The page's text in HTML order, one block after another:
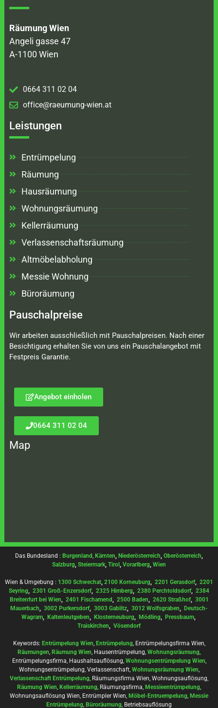
Räumung Wien
Angeli gasse 47
A-1100 Wien
0664 311 02 04
office@raeumung-wien.at
Leistungen
Entrümpelung
Räumung
Hausräumung
Wohnungsräumung
Kellerräumung
Verlassenschaftsräumung
Altmöbelabholung
Messie Wohnung
Büroräumung
Pauschalpreise
Wir arbeiten ausschließlich mit Pauschalpreisen. Nach einer
Besichtigung erhalten Sie von uns ein Pauschalangebot mit
Festpreis Garantie.
Angebot einholen
0664 311 02 04
Map
Das Bundesland : Burgenland, Kärnten, Niederösterreich, Oberösterreich,
Salzburg, Steiermark, Tirol , Vorarlberg, Wien
Wien & Umgebung : 1300 Schwechat, 2100 Korneuburg, 2201 Gerasdorf, 2201
Seyring, 2301 Groß-Enzersdorf, 2325 Himberg, 2380 Perchtoldsdorf, 2384
Breitenfurt bei Wien, 2401 Fischamend, 2500 Baden, 2620 Straßhof, 3001
Mauerbach, 3002 Purkersdorf, 3003 Gablitz, 3012 Wolfsgraben, Deutsch-
Wagram, Kaltenleutgeben, Klosterneuburg, Mödling, Pressbaum,
Traiskirchen, Vösendorf
Keywords: Entrümpelung Wien, Entrümpelung, Entrümpelungsfirma Wien,
Räumungen, Räumung Wien, Hausentrümpelung, Wohnungsräumung,
Entrümpelungsfirma, Haushaltsauflösung, Wohnungsentrümpelung Wien,
Wohnungsentrümpelung, Verlassenschaft, Wohnungsräumung Wien,
Verlassenschaft Entrümpelung, Räumungsfirma Wien, Wohnungsauflösung,
Räumung Wien, Kellerräumung, Räumungsfirma, Messieentrümpelung,
Wohnungsauflösung Wien, Entrümpler Wien, Möbel-Entruempelung, Messie
Entrümpelung, Büroräumung, Betriebsauflösung